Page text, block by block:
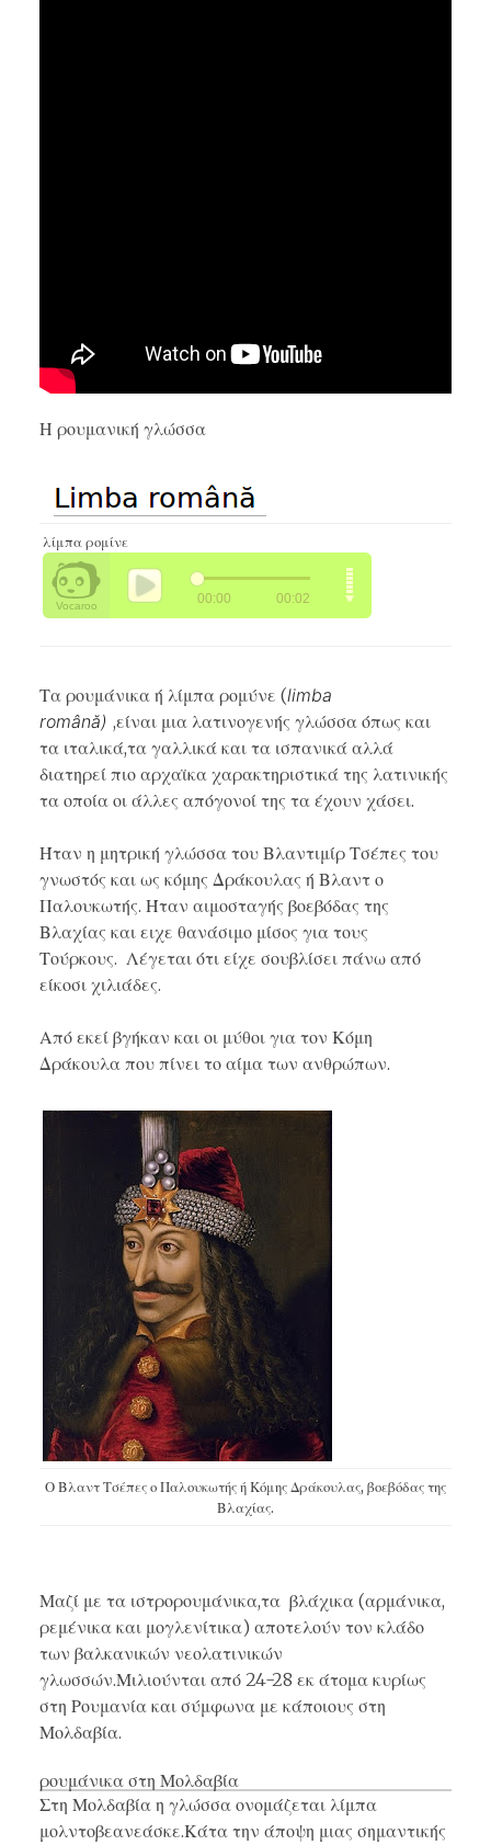
Η ρουμανική γλώσσα
λίμπα ρομίνε
Τα ρουμάνικα ή λίμπα ρομύνε (limba
română) ,είναι μια λατινογενής γλώσσα όπως και
τα ιταλικά,τα γαλλικά και τα ισπανικά αλλά
διατηρεί πιο αρχαϊκα χαρακτηριστικά της λατινικής
τα οποία οι άλλες απόγονοί της τα έχουν χάσει.
Ήταν η μητρική γλώσσα του Βλαντιμίρ Τσέπες του
γνωστός και ως κόμης Δράκουλας ή Βλαντ ο
Παλουκωτής. Ήταν αιμοσταγής βοεβόδας της
Βλαχίας και ειχε θανάσιμο μίσος για τους
Τούρκους. Λέγεται ότι είχε σουβλίσει πάνω από
είκοσι χιλιάδες.
Από εκεί βγήκαν και οι μύθοι για τον Κόμη
Δράκουλα που πίνει το αίμα των ανθρώπων.
Ο Βλαντ Τσέπες ο Παλουκωτής ή Κόμης Δράκουλας, βοεβόδας της
Βλαχίας.
Μαζί με τα ιστρορουμάνικα,τα βλάχικα (αρμάνικα,
ρεμένικα και μογλενίτικα) αποτελούν τον κλάδο
των βαλκανικών νεολατινικών
γλωσσών.Μιλιούνται από 24-28 εκ άτομα κυρίως
στη Ρουμανία και σύμφωνα με κάποιους στη
Μολδαβία.
ρουμάνικα στη Μολδαβία
Στη Μολδαβία η γλώσσα ονομάζεται λίμπα
μολντοβεανεάσκε.Κάτα την άποψη μιας σημαντικής